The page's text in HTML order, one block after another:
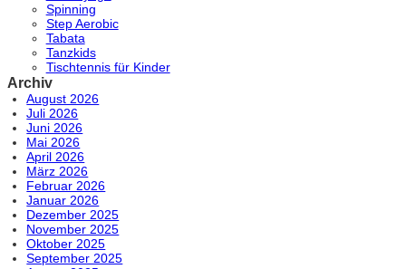
Spinning
Step Aerobic
Tabata
Tanzkids
Tischtennis für Kinder
Archiv
August 2026
Juli 2026
Juni 2026
Mai 2026
April 2026
März 2026
Februar 2026
Januar 2026
Dezember 2025
November 2025
Oktober 2025
September 2025